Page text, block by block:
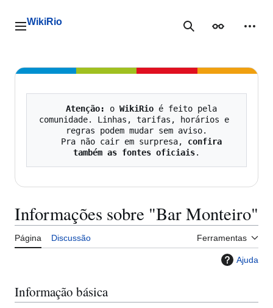
Menu principal
WikiRio
PesquisaAparência
Atenção: o WikiRio é feito pela
comunidade. Linhas, tarifas, horários e
regras podem mudar sem aviso.
   Pra não cair em surpresa,
confira
também as fontes oficiais
Informações sobre "Bar Monteiro"
Página Discussão Ferramentas
Ajuda
Informação básica